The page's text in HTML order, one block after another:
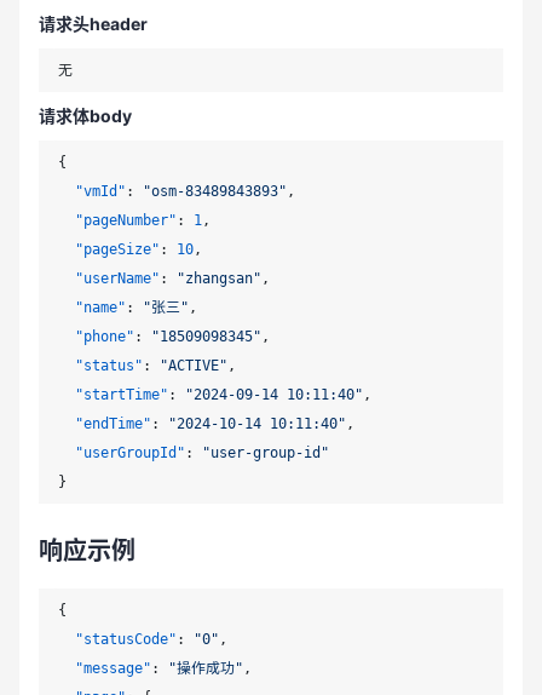
请求头header
无
请求体body
{
"vmId" : "osm-83489843893" ,
"pageNumber" : 1 ,
"pageSize" : 10,
"userName" : "zhangsan" ,
"name" : "张三" ,
"phone" : "18509098345" ,
"status" : "ACTIVE" ,
"startTime" : "2024-09-14 10:11:40" ,
"endTime" : "2024-10-14 10:11:40" ,
"userGroupId" :
"user-group-id"
}
响应示例
{
"statusCode" : "0" ,
"message" : "操作成功" ,